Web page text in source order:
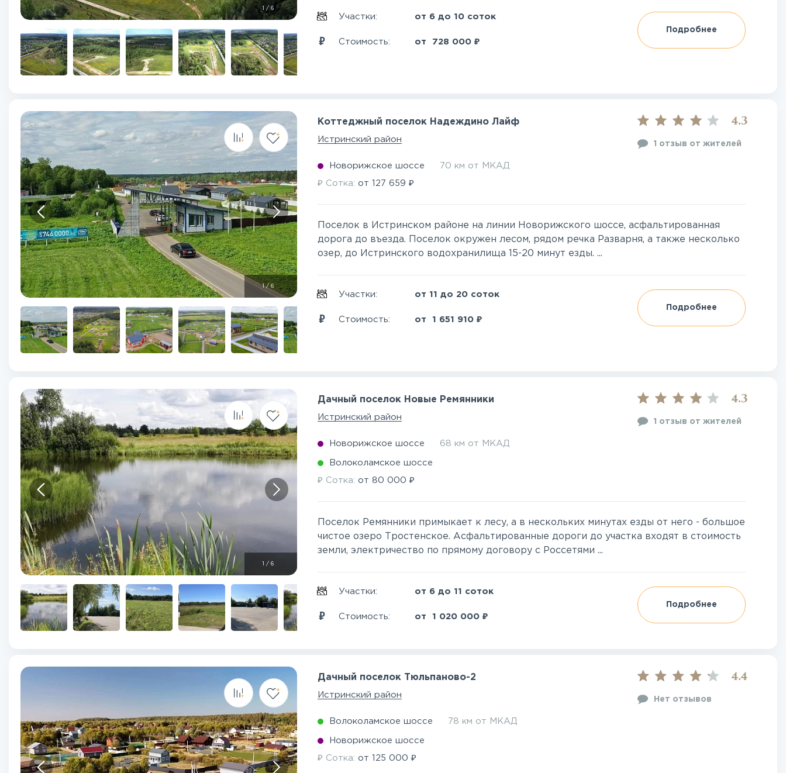
/6
Участки: от 6 до 10 соток
Стоимость: от 728 000 ₽
Подробнее
1/6
Коттеджный поселок Надеждино Лайф
Истринский район
4.3
1 отзыв от жителей
Новорижское шоссе 70 км от МКАД
₽ Сотка:от127 659 ₽
Поселок в Истринском районе на линии Новорижского шоссе, асфальтированная
дорога до въезда. Поселок окружен лесом, рядом речка Разварня, а также несколько
озер, до Истринского водохранилища 15-20 минут езды. ...
Участки: от 11 до 20 соток
Стоимость: от1 651 910 ₽
Подробнее
/6
Дачный поселок Новые Ремянники
Истринский район
4.3
1 отзыв от жителей
Новорижское шоссе 68 км от МКАД
Волоколамское шоссе
₽ Сотка:от80 000 ₽
Поселок Ремянники примыкает к лесу, а в нескольких минутах езды от него - большое
чистое озеро Тростенское. Асфальтированные дороги до участка входят в стоимость
земли, электричество по прямому договору с Россетями ...
Участки: от 6 до 11 соток
Стоимость: от1 020 000 ₽
Подробнее
Дачный поселок Тюльпаново-2
Истринский район
4.4
Нет отзывов
Волоколамское шоссе 78 км от МКАД
Новорижское шоссе
₽ Сотка:от125 000 ₽